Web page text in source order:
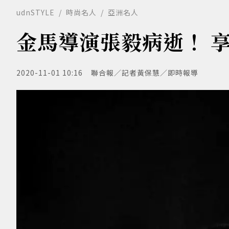
udnSTYLE 時尚名人 亞洲名人
金馬導演張毅病逝！
2020-11-01 10:16 聯合報／記者黃保慧／即時報導